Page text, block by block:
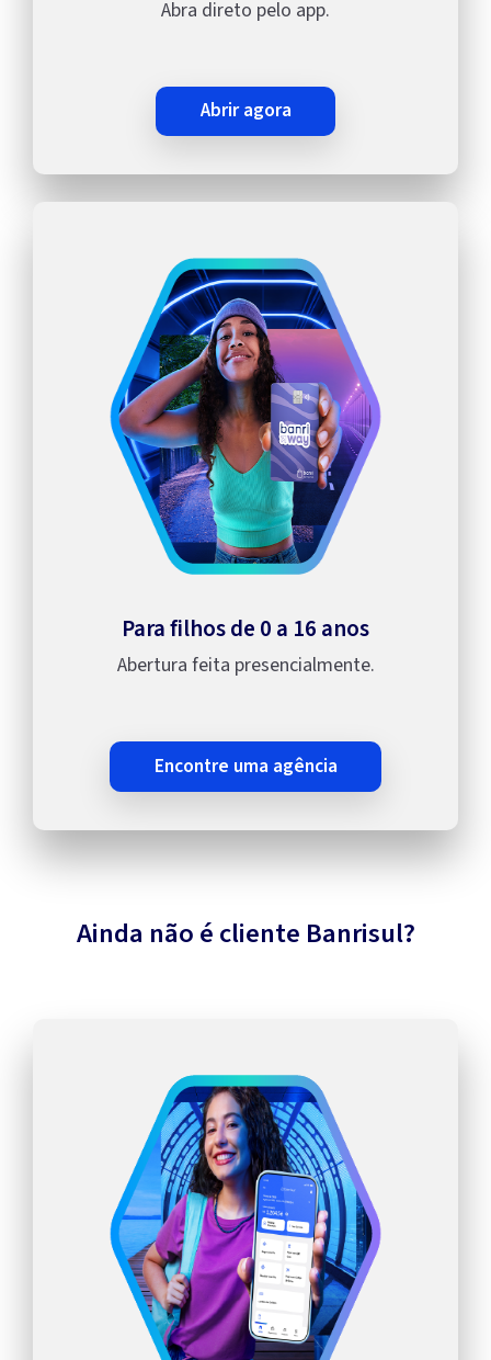
Abra direto pelo app.
abrir agora
Para filhos de 0 a 16 anos
Abertura feita presencialmente.
encontre uma agência
Ainda não é cliente Banrisul?